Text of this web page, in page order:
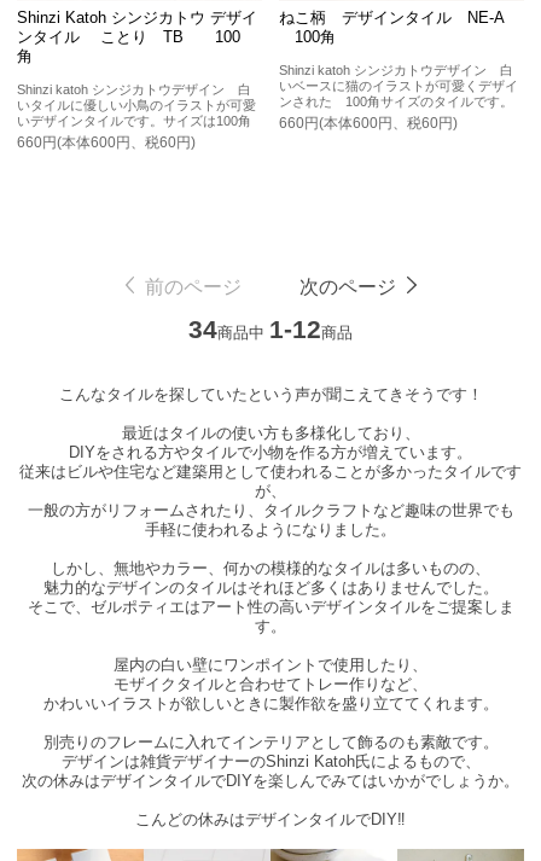
Shinzi Katoh シンジカトウ デザイ
ンタイル ことり TB 100
角
Shinzi katoh シンジカトウデザイン 白
いタイルに優しい小鳥のイラストが可愛
いデザインタイルです。サイズは100角
660円(本体600円、税60円)
ねこ柄 デザインタイル NE-A
100角
Shinzi katoh シンジカトウデザイン 白
いベースに猫のイラストが可愛くデザイ
ンされた 100角サイズのタイルです。
660円(本体600円、税60円)
前のページ 次のページ
34商品中 1-12商品
こんなタイルを探していたという声が聞こえてきそうです！
最近はタイルの使い方も多様化しており、
DIYをされる方やタイルで小物を作る方が増えています。
従来はビルや住宅など建築用として使われることが多かったタイルです
が、
一般の方がリフォームされたり、タイルクラフトなど趣味の世界でも
手軽に使われるようになりました。
しかし、無地やカラー、何かの模様的なタイルは多いものの、
魅力的なデザインのタイルはそれほど多くはありませんでした。
そこで、ゼルポティエはアート性の高いデザインタイルをご提案しま
す。
屋内の白い壁にワンポイントで使用したり、
モザイクタイルと合わせてトレー作りなど、
かわいいイラストが欲しいときに製作欲を盛り立ててくれます。
別売りのフレームに入れてインテリアとして飾るのも素敵です。
デザインは雑貨デザイナーのShinzi Katoh氏によるもので、
次の休みはデザインタイルでDIYを楽しんでみてはいかがでしょうか。
こんどの休みはデザインタイルでDIY‼